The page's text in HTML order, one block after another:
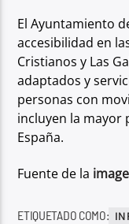
El Ayuntamiento
accesibilidad en
Cristianos y Las
adaptados y
personas con
incluyen la mayor
España.
Fuente de la
ETIQUETADO COMO: